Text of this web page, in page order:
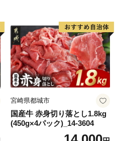
宮崎県都城市
国産牛 赤身切り落とし1.8kg
(450g×4パック)_14-3604